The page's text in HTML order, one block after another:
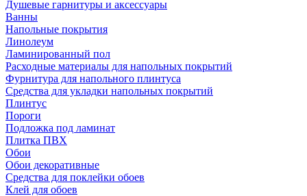
Душевые гарнитуры и аксессуары
Ванны
Напольные покрытия
Линолеум
Ламинированный пол
Расходные материалы для напольных покрытий
Фурнитура для напольного плинтуса
Средства для укладки напольных покрытий
Плинтус
Пороги
Подложка под ламинат
Плитка ПВХ
Обои
Обои декоративные
Средства для поклейки обоев
Клей для обоев